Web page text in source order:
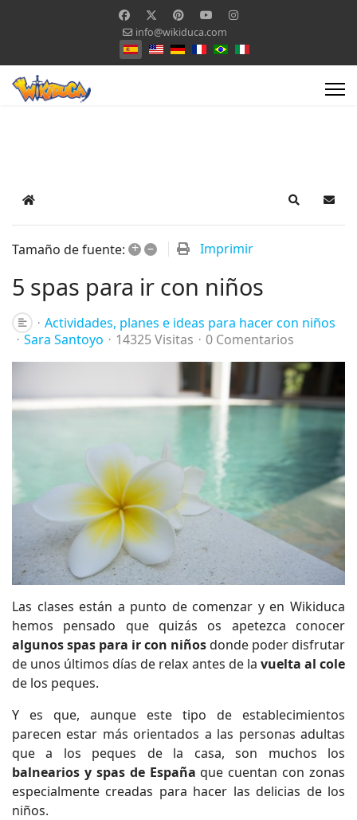
info@wikiduca.com
Seleccione su idioma
Home Search
Tamaño de fuente: + – Imprimir
5 spas para ir con niños
Actividades, planes e ideas para hacer con niños
Sara Santoyo
14325 Visitas 0 Comentarios
Las clases están a punto de comenzar y en Wikiduca
hemos pensado que quizás os apetezca conocer
algunos spas para ir con niñosdonde poder disfrutar
de unos últimos días de relax antes de la vuelta al cole
de los peques.
Y es que, aunque este tipo de establecimientos
parecen estar más orientados a las personas adultas
que a los peques de la casa, son muchos los
balnearios y spas de España que cuentan con zonas
especialmente creadas para hacer las delicias de los
niños.